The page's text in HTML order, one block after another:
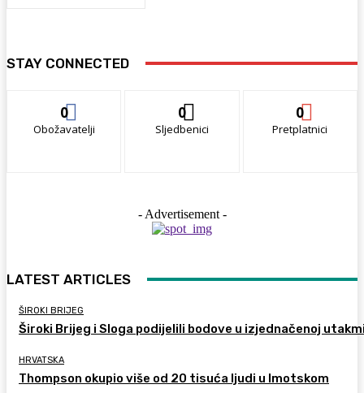
STAY CONNECTED
0
Obožavatelji
0
Sljedbenici
0
Pretplatnici
- Advertisement -
LATEST ARTICLES
ŠIROKI BRIJEG
Široki Brijeg i Sloga podijelili bodove u izjednačenoj
HRVATSKA
Thompson okupio više od 20 tisuća ljudi u Imotskom